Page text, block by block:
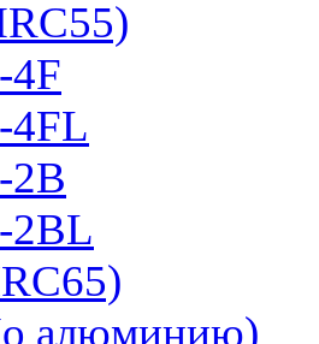
4F
4FL
2B
2BL
алюминию)